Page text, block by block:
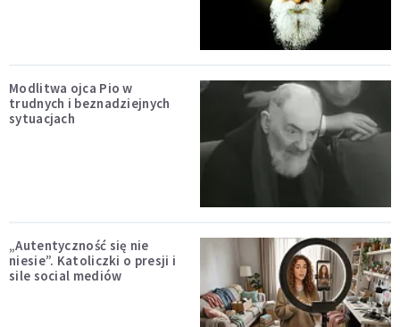
Modlitwa ojca Pio w
trudnych i beznadziejnych
sytuacjach
„Autentyczność się nie
niesie”. Katoliczki o presji i
sile social mediów